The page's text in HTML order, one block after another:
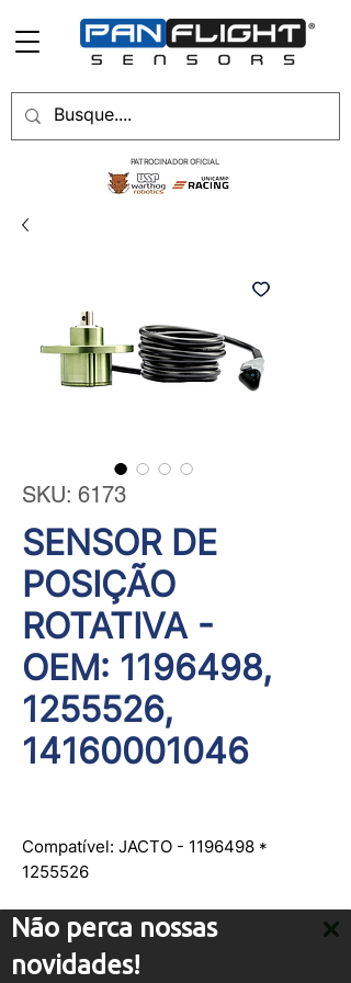
Não perca nossas
novidades!
PATROCINADOR OFICIAL
SKU: 6173
SENSOR DE
POSIÇÃO
ROTATIVA -
OEM: 1196498,
1255526,
14160001046
Compatível: JACTO - 1196498 *
1255526
Os códigos de peças e marcas
mencionados neste site são
utilizados apenas para fins de